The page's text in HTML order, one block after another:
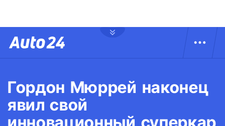
Гордон Мюррей наконец
явил свой